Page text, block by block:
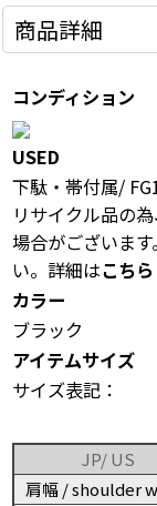
商品詳細
コンディション
USED
下駄・帯付属/
リサイクル品の
場合がございま
い。詳細はこちら
カラー
ブラック
アイテムサイズ
サイズ表記：
JP/ US
肩幅 / shoulder